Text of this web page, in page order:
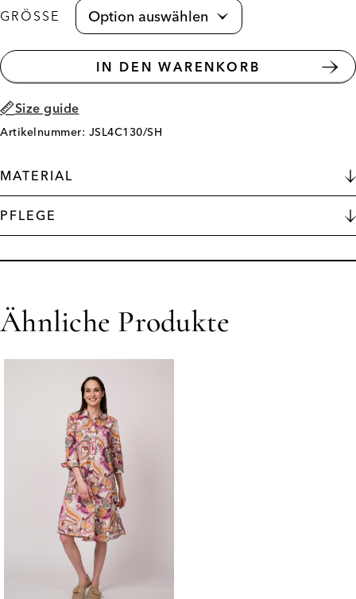
GRÖSSE
IN DEN WARENKORB
Size guide
Artikelnummer: JSL4C130/SH
MATERIAL
PFLEGE
Ähnliche Produkte